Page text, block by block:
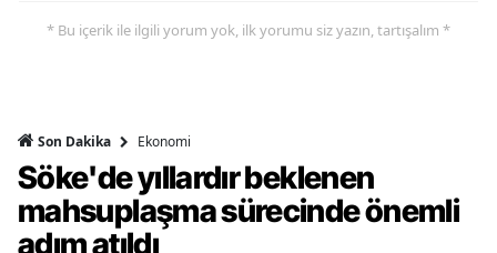
* Bu içerik ile ilgili yorum yok, ilk yorumu siz yazın, tartışalım *
Son Dakika Ekonomi
Söke'de yıllardır beklenen
mahsuplaşma sürecinde önemli
adım atıldı